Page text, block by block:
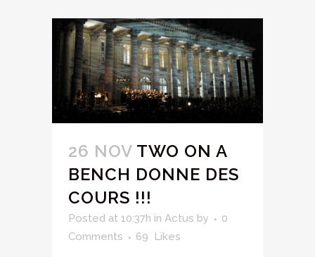
26 NOV TWO ON A
BENCH DONNE DES
COURS !!!
Posted at 10:37h in Actus by
0
Comments
69 Likes